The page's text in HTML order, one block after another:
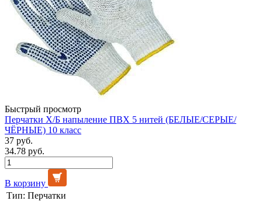
Быстрый просмотр
Перчатки Х/Б напыление ПВХ 5 нитей (БЕЛЫЕ/СЕРЫЕ/
ЧЁРНЫЕ) 10 класс
37 руб.
34.78 руб.
В корзину
Тип: Перчатки